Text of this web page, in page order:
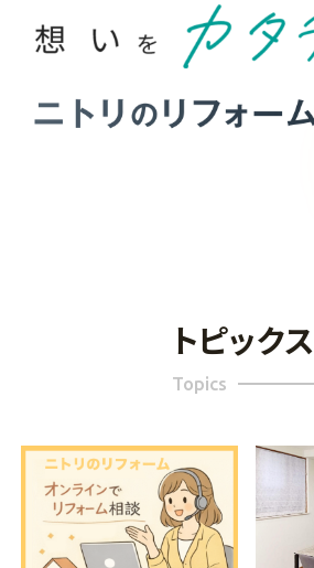
トピックス
Topics